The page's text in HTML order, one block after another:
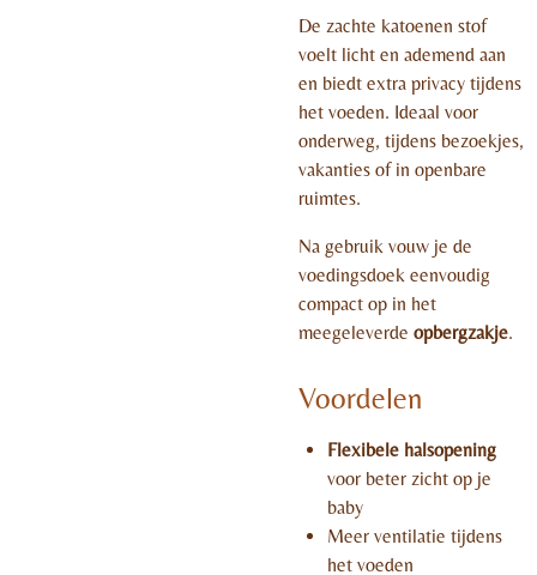
De zachte katoenen stof
voelt licht en ademend aan
en biedt extra privacy tijdens
het voeden. Ideaal voor
onderweg, tijdens bezoekjes,
vakanties of in openbare
ruimtes.
Na gebruik vouw je de
voedingsdoek eenvoudig
compact op in het
meegeleverde opbergzakje
Voordelen
Flexibele halsopening
voor beter zicht op je
baby
Meer ventilatie tijdens
het voeden